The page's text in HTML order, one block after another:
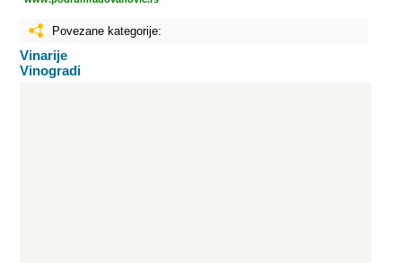
Povezane kategorije:
Vinarije
Vinogradi